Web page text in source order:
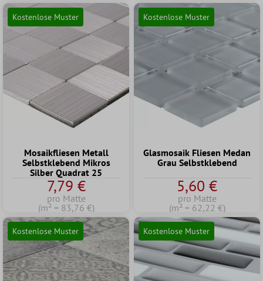
Kostenlose Muster
Mosaikfliesen Metall
Selbstklebend Mikros
Silber Quadrat 25
7,79 €
pro Matte
(m² = 83,76 €)
Kostenlose Muster
Glasmosaik Fliesen Medan
Grau Selbstklebend
5,60 €
pro Matte
(m² = 62,22 €)
Kostenlose Muster Kostenlose Muster